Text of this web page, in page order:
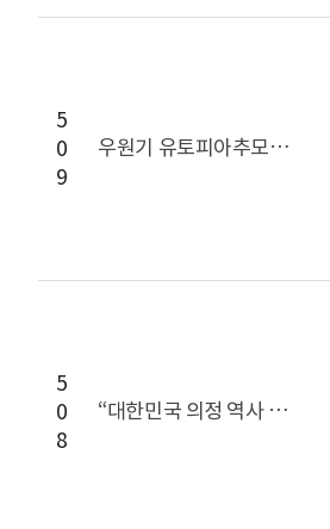
5
0
9
우원기 유토피아추모공원 회장, 원로 정치인들과 ‘미래 비전’ 다진다… 전직 국회의원 12인
5
0
8
“대한민국 의정 역사 새긴다”… 전직 국회의원 12인, 안성 유토피아추모공원 ‘헌정회전용관’ 전격 방문